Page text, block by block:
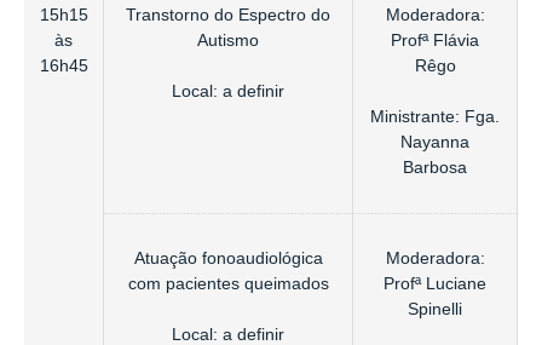
15h15
às
16h45
Transtorno do Espectro do
Autismo
Local: a definir
Moderadora:
Profª Flávia
Rêgo
Ministrante: Fga.
Nayanna
Barbosa
Atuação fonoaudiológica
com pacientes queimados
Local: a definir
Moderadora:
Profª Luciane
Spinelli